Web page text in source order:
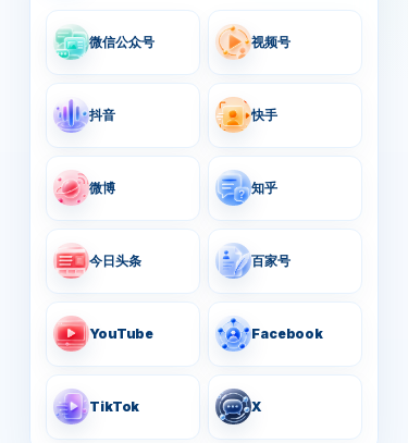
微信公众号 视频号
抖音 快手
微博 知乎
今日头条 百家号
YouTube Facebook
TikTok X